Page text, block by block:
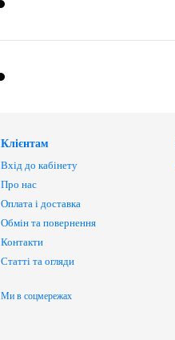
Клієнтам
Вхід до кабінету
Про нас
Оплата і доставка
Обмін та повернення
Контакти
Статті та огляди
Ми в соцмережах